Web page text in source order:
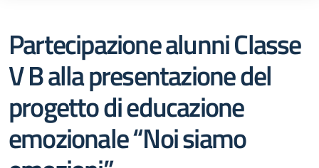
Partecipazione alunni Classe
V B alla presentazione del
progetto di educazione
emozionale “Noi siamo